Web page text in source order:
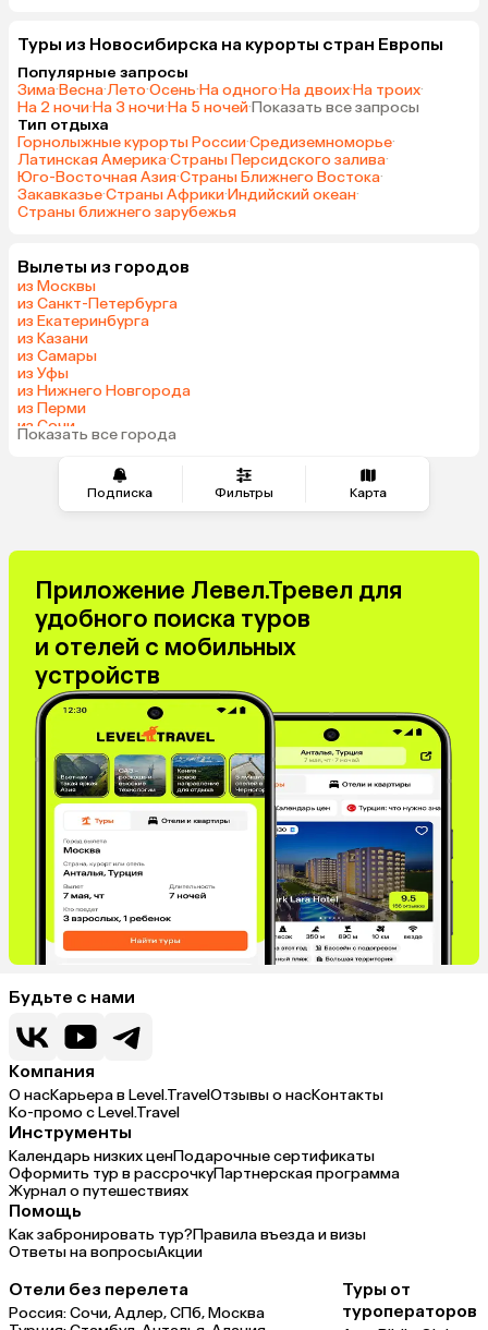
Подписка Фильтры Карта
Туры из Новосибирска на курорты cтран Европы
Популярные запросы
Зима·Весна·Лето·Осень·На одного·На двоих·На троих·
На 2 ночи·На 3 ночи·На 5 ночей·Показать все запросы
Тип отдыха
Горнолыжные курорты России·Средиземноморье·
Латинская Америка·Страны Персидского залива·
Юго-Восточная Азия·Страны Ближнего Востока·
Закавказье·Страны Африки·Индийский океан·
Страны ближнего зарубежья
Вылеты из городов
из Москвы
из Санкт-Петербурга
из Екатеринбурга
из Казани
из Самары
из Уфы
из Нижнего Новгорода
из Перми
из Сочи
из Челябинска
Показать все города
Приложение Левел.Тревел для
удобного поиска туров
и отелей с мобильных
устройств
Будьте с нами
Компания
О насКарьера в Level.TravelОтзывы о насКонтакты
Ко-промо с Level.Travel
Инструменты
Календарь низких ценПодарочные сертификаты
Оформить тур в рассрочкуПартнерская программа
Журнал о путешествиях
Помощь
Как забронировать тур?Правила въезда и визы
Ответы на вопросыАкции
Отели без перелета
Россия:Сочи,Адлер,СПб,Москва
Туры от
туроператоров